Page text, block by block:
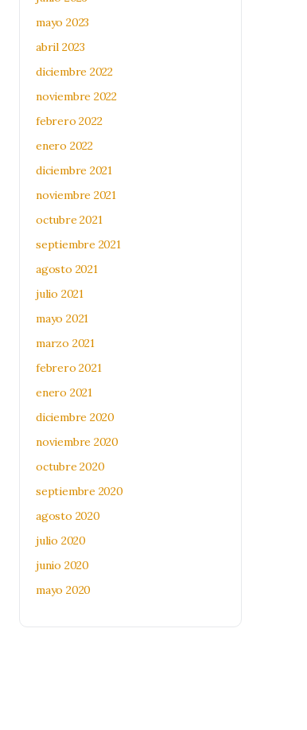
mayo 2023
abril 2023
diciembre 2022
noviembre 2022
febrero 2022
enero 2022
diciembre 2021
noviembre 2021
octubre 2021
septiembre 2021
agosto 2021
julio 2021
mayo 2021
marzo 2021
febrero 2021
enero 2021
diciembre 2020
noviembre 2020
octubre 2020
septiembre 2020
agosto 2020
julio 2020
junio 2020
mayo 2020